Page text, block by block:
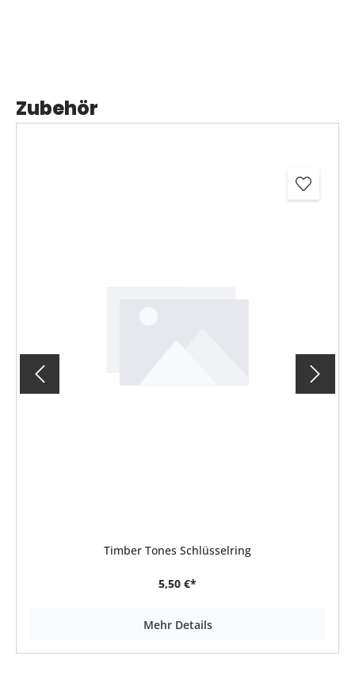
Zubehör
Timber Tones Schlüsselring
5,50 €*
Mehr Details